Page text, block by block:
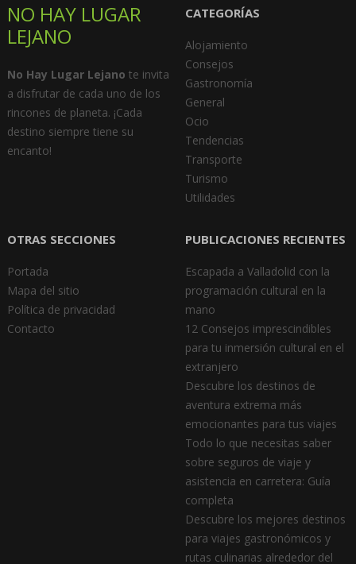
NO HAY LUGAR
LEJANO
No Hay Lugar Lejano te invita
a disfrutar de cada uno de los
rincones de planeta. ¡Cada
destino siempre tiene su
encanto!
CATEGORÍAS
Alojamiento
Consejos
Gastronomía
General
Ocio
Tendencias
Transporte
Turismo
Utilidades
OTRAS SECCIONES
Portada
Mapa del sitio
Política de privacidad
Contacto
PUBLICACIONES RECIENTES
Escapada a Valladolid con la
programación cultural en la
mano
12 Consejos imprescindibles
para tu inmersión cultural en el
extranjero
Descubre los destinos de
aventura extrema más
emocionantes para tus viajes
Todo lo que necesitas saber
sobre seguros de viaje y
asistencia en carretera: Guía
completa
Descubre los mejores destinos
para viajes gastronómicos y
rutas culinarias alrededor del